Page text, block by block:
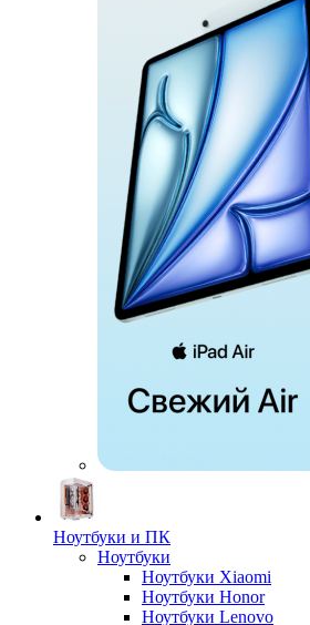
Ноутбуки и ПК
Ноутбуки
Ноутбуки Xiaomi
Ноутбуки Honor
Ноутбуки Lenovo